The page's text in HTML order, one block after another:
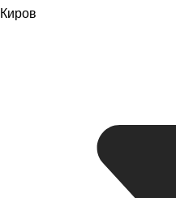
Киров